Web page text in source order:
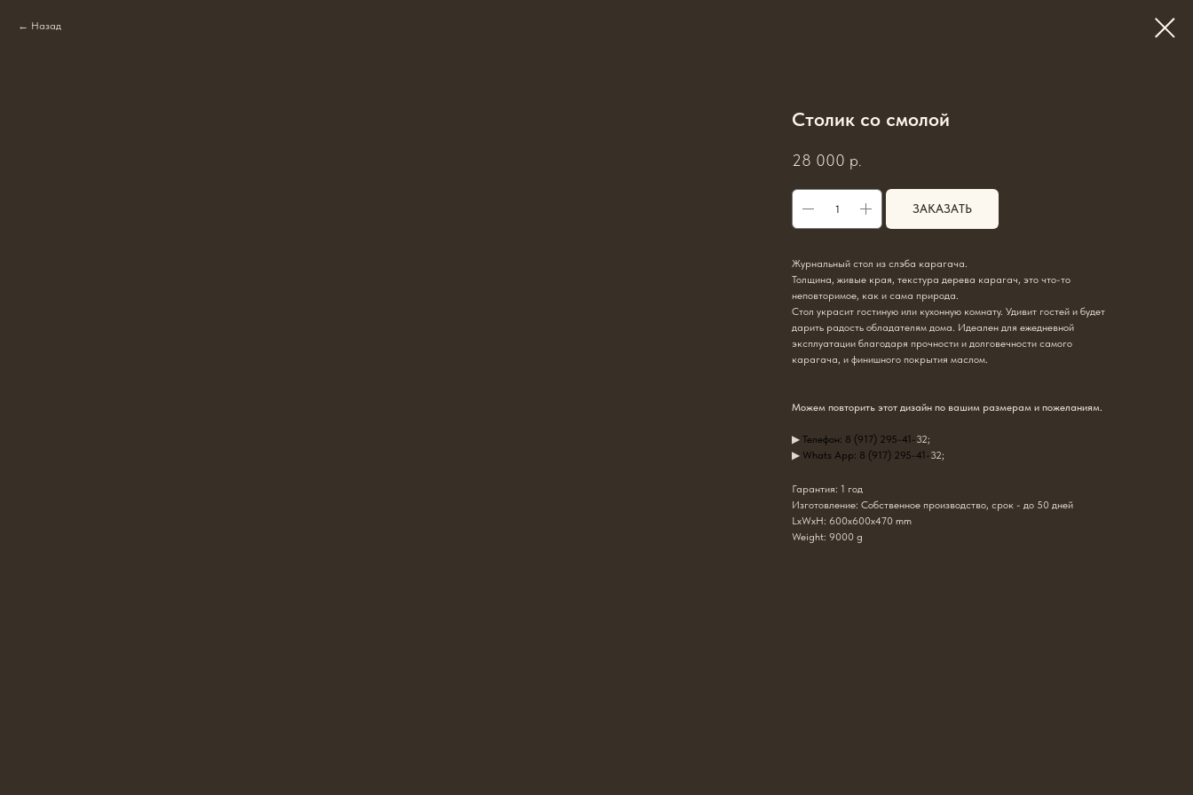
Назад
Столик со смолой
28 000 р.
ЗАКАЗАТЬ
Журнальный стол из слэба карагача.
Толщина, живые края, текстура дерева карагач, это что-то
неповторимое, как и сама природа.
Стол украсит гостиную или кухонную комнату. Удивит гостей и будет
дарить радость обладателям дома. Идеален для ежедневной
эксплуатации благодаря прочности и долговечности самого
карагача, и финишного покрытия маслом.
Можем повторить этот дизайн по вашим размерам и пожеланиям.
▶ Телефон: 8 (917) 295-41-32;
▶ Whats App: 8 (917) 295-41-32;
Гарантия: 1 год
Изготовление: Собственное производство, срок - до 50 дней
LxWxH: 600x600x470 mm
Weight: 9000 g